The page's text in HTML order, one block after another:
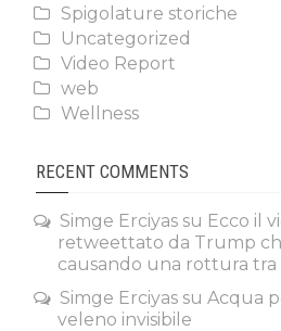
Spigolature storiche
Uncategorized
Video Report
web
Wellness
RECENT COMMENTS
Simge Erciyas su Ecco il
retweettato da Trump
causando una rottura tra
Simge Erciyas su Acqua
veleno invisibile